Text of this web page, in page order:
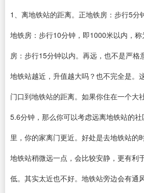
1、离地铁站的距离。正地铁房：步行5分
地铁房：步行10分钟，即1000米以内，
房：步行15分钟以内。再远，也不是严格
地铁站越近，升值越大吗？也不完全是。
门口到地铁站的距离。如果你住在一个大
5.6分钟，那么你可以考虑远离地铁站的
里，你的家离门更近。好处是去地铁站的
地铁站稍微远一点，会比较安静，更有利
低。其实太近也不好。地铁站旁边会有通